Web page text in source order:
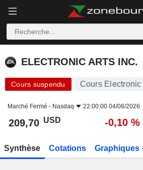
ELECTRONIC ARTS INC.
ELECTRONIC ARTS INC.
Cours suspendu Cours Electronic
Marché Fermé - Nasdaq 22:00:00 04/08/2026
209,70 USD -0,10 %
Synthèse Cotations Graphiques